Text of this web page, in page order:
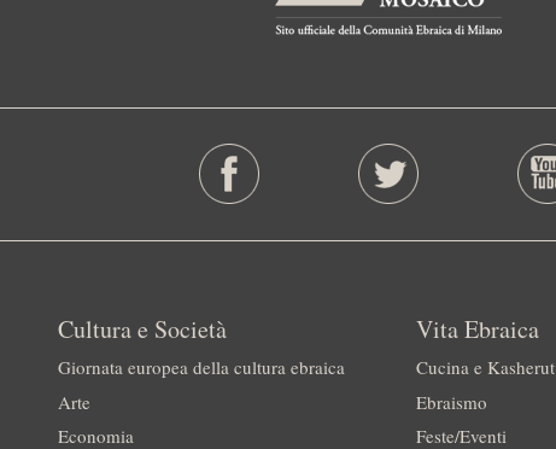
Cultura e Società
Giornata europea della cultura ebraica
Arte
Economia
Vita Ebraica
Cucina e Kasherut
Ebraismo
Feste/Eventi